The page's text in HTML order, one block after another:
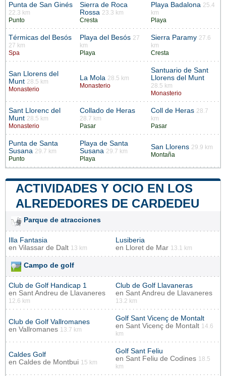
Punta de San Ginés
22.3 km
Punto
Sierra de Roca
Rossa 23.3 km
Cresta
Playa Badalona 25.4
km
Playa
Térmicas del Besós
27 km
Spa
Playa del Besós 27
km
Playa
Sierra Paramy 27.6
km
Cresta
San Llorens del
Munt 28.5 km
Monasterio
La Mola 28.5 km
Monasterio
Santuario de Sant
Llorens del Munt
28.5 km
Monasterio
Sant Llorenc del
Munt 28.5 km
Monasterio
Collado de Heras
28.7 km
Pasar
Coll de Heras 28.7
km
Pasar
Punta de Santa
Susana 29.7 km
Punto
Playa de Santa
Susana 29.7 km
Playa
San Llorens 29.9 km
Montaña
ACTIVIDADES Y OCIO EN LOS
ALREDEDORES DE CARDEDEU
Parque de atracciones
Illa Fantasia
en Vilassar de Dalt 13 km
Lusiberia
en
Lloret de Mar 13.1 km
Campo de golf
Club de Golf Handicap 1
en Sant Andreu de Llavaneres
12.6 km
Club de Golf Llavaneras
en Sant Andreu de Llavaneres
13.2 km
Club de Golf Vallromanes
en Vallromanes 13.7 km
Golf Sant Vicenç de Montalt
en Sant Vicenç de Montalt 14.6
km
Caldes Golf
en Caldes de Montbui 15 km
Golf Sant Feliu
en Sant Feliu de Codines 18.5
km